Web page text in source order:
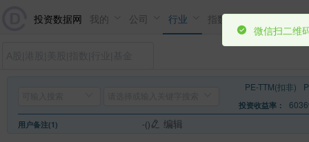
投资数据网 我的 公司 行业 指数
PE-TTM(扣非)
投资收益率：
用户备注(1) -() 编辑